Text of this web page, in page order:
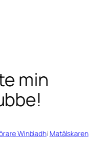
min
Winbladhi Matälskaren